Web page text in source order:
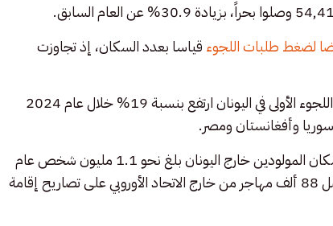
لضغط طلبات اللجوء قياسا بعدد السكان، إذ تجاوزت
وأوضحت منظمة التعاون الاقتصادي والتنمية أن عدد طلبات اللجوء الأولى في اليونان ارتفع بنسبة 19% خلال عام 2024
وتشير منظمة التعاون الاقتصادي والتنمية أيضاً إلى أن عدد السكان المولودين خارج اليونان بلغ نحو 1.1 مليون شخص عام
2024، أي ما يعادل 11.3% من إجمالي السكان، في حين حصل 88 ألف مهاجر من خارج الاتحاد الأوروبي على تصاريح إقامة